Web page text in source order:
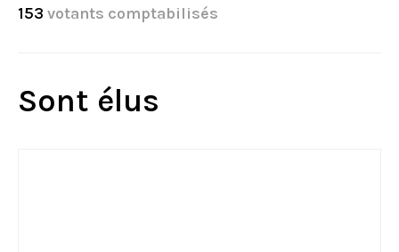
153 votants comptabilisés
Sont élus